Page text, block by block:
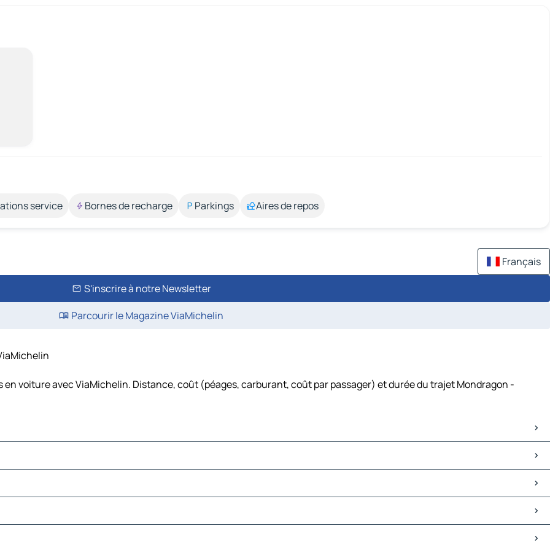
service Bornes de recharge Parkings Aires de repos
Français
S'inscrire à notre Newsletter
Parcourir le Magazine ViaMichelin
voiture avec ViaMichelin. Distance, coût (péages, carburant, coût par passager) et durée du trajet Mondragon -